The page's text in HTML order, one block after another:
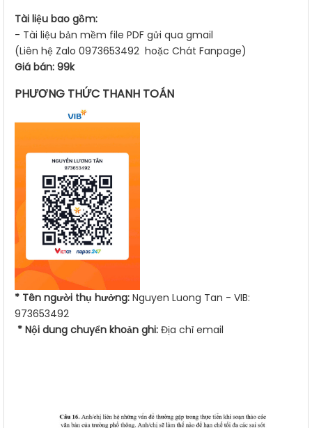
Tài liệu bao gồm:
- Tài liệu bản mềm file PDF gửi qua gmail
(Liên hệ Zalo 0973653492 hoặc Chát Fanpage)
Giá bán: 99k
PHƯƠNG THỨC THANH TOÁN
* Tên người thụ hưởng: Nguyen Luong Tan - VIB:
973653492
* Nội dung chuyển khoản ghi: Địa chỉ email